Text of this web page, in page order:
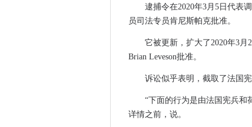
EE Tops Rootmetrics UK
欧盟援助资金用于培养“不
iskratel与Potosí光纤部署的
以太网如何成为世界网络标
NHS举报人隐私担忧传递
通过AWS Cloud
Wi-Fi 6准备用于运营商网络
逮捕令在2020年3月5日代表
员司法专员肯尼斯帕克批准。
它被更新，扩大了2020年3
Brian Leveson批准。
诉讼似乎表明，截取了法国
“下面的行为是由法国宪兵和
详情之前，说。